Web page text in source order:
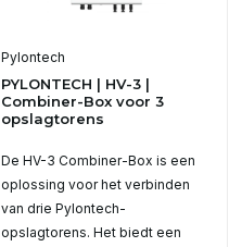
Pylontech
PYLONTECH | HV-3 |
Combiner-Box voor 3
opslagtorens
De HV-3 Combiner-Box is een
oplossing voor het verbinden
van drie Pylontech-
opslagtorens. Het biedt een